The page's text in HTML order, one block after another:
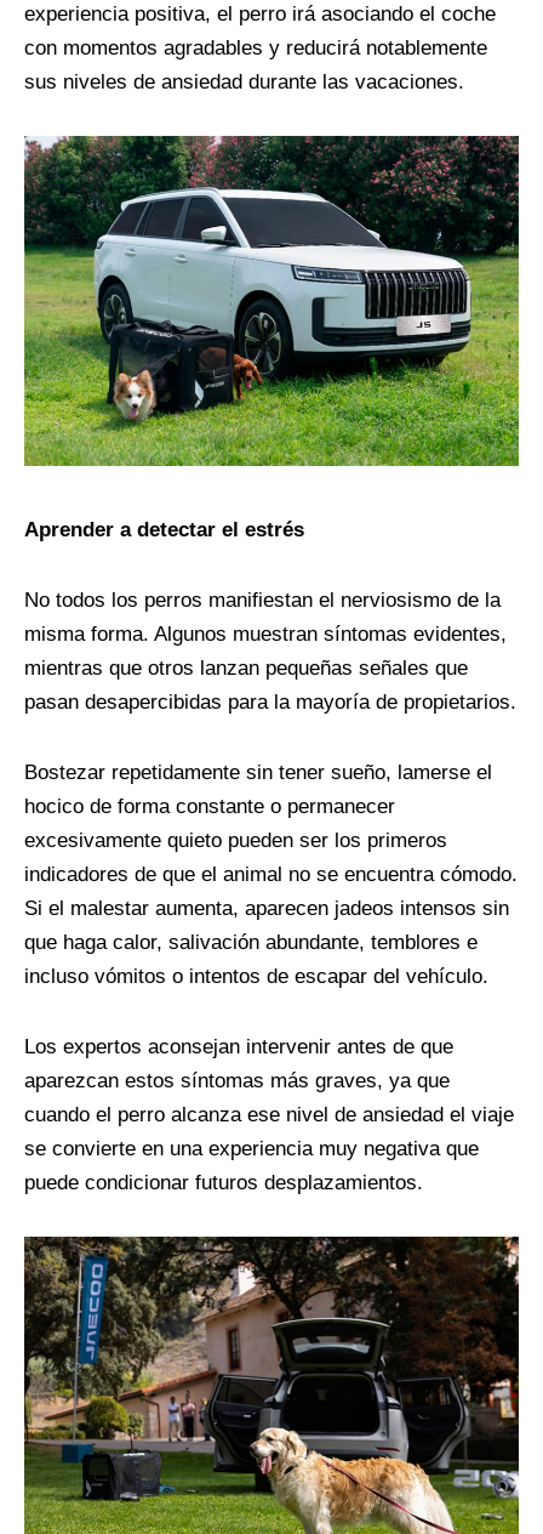
experiencia positiva, el perro irá asociando el coche
con momentos agradables y reducirá notablemente
sus niveles de ansiedad durante las vacaciones.
Aprender a detectar el estrés
No todos los perros manifiestan el nerviosismo de la
misma forma. Algunos muestran síntomas evidentes,
mientras que otros lanzan pequeñas señales que
pasan desapercibidas para la mayoría de propietarios.
Bostezar repetidamente sin tener sueño, lamerse el
hocico de forma constante o permanecer
excesivamente quieto pueden ser los primeros
indicadores de que el animal no se encuentra cómodo.
Si el malestar aumenta, aparecen jadeos intensos sin
que haga calor, salivación abundante, temblores e
incluso vómitos o intentos de escapar del vehículo.
Los expertos aconsejan intervenir antes de que
aparezcan estos síntomas más graves, ya que
cuando el perro alcanza ese nivel de ansiedad el viaje
se convierte en una experiencia muy negativa que
puede condicionar futuros desplazamientos.